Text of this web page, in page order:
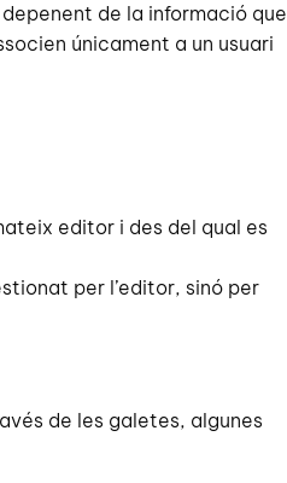
de la informació que
únicament a un usuari
editor i des del qual es
per l’editor, sinó per
de les galetes, algunes